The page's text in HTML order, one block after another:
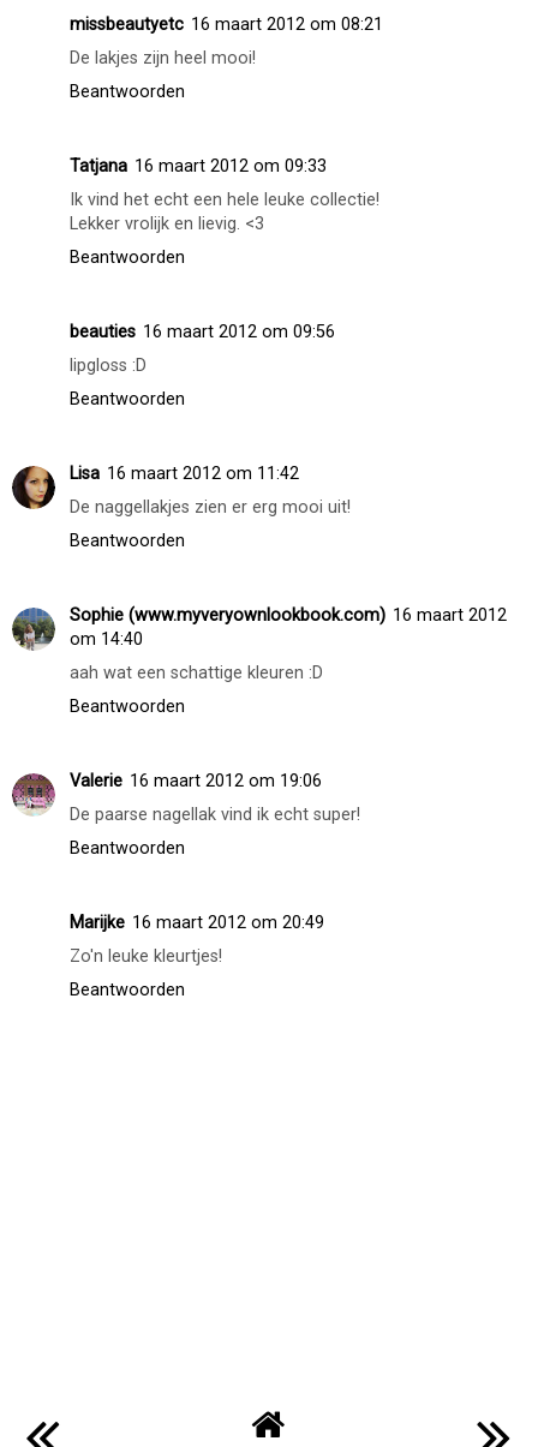
missbeautyetc 16 maart 2012 om 08:21
De lakjes zijn heel mooi!
Beantwoorden
Tatjana 16 maart 2012 om 09:33
Ik vind het echt een hele leuke collectie!
Lekker vrolijk en lievig. <3
Beantwoorden
beauties 16 maart 2012 om 09:56
lipgloss :D
Beantwoorden
Lisa 16 maart 2012 om 11:42
De naggellakjes zien er erg mooi uit!
Beantwoorden
Sophie (www.myveryownlookbook.com) 16 maart 2012
om 14:40
aah wat een schattige kleuren :D
Beantwoorden
Valerie 16 maart 2012 om 19:06
De paarse nagellak vind ik echt super!
Beantwoorden
Marijke 16 maart 2012 om 20:49
Zo'n leuke kleurtjes!
Beantwoorden